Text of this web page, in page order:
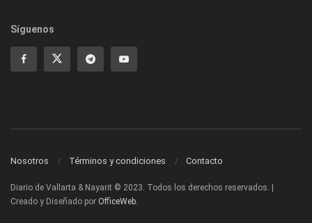
Síguenos
Nosotros Términos y condiciones Contacto
Diario de Vallarta & Nayarit © 2023. Todos los derechos reservados. |
Creado y Diseñado por OfficeWeb